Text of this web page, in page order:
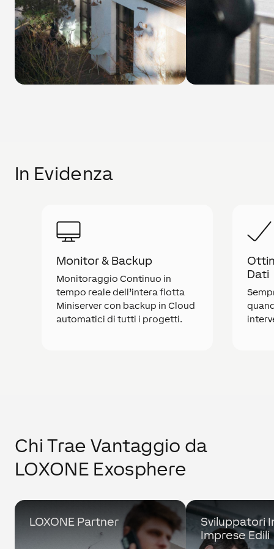
In Evidenza
Monitor & Backup
Monitoraggio Continuo in
tempo reale dell’intera flotta
Miniserver con backup in Cloud
automatici di tutti i progetti.
Dati
Chi Trae Vantaggio da
LOXONE Exosphere
LOXONE Partner
Dai login individuali alla
gestione della flotta
Sviluppatori
Imprese Edili
Edificio
standard